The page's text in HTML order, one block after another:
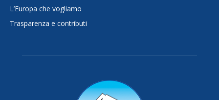
L’Europa che vogliamo
Trasparenza e contributi